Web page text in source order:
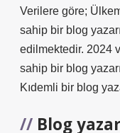
Verilere göre;
sahip bir blog
edilmektedir. 2024
sahip bir blog
Kıdemli bir blog
Blog